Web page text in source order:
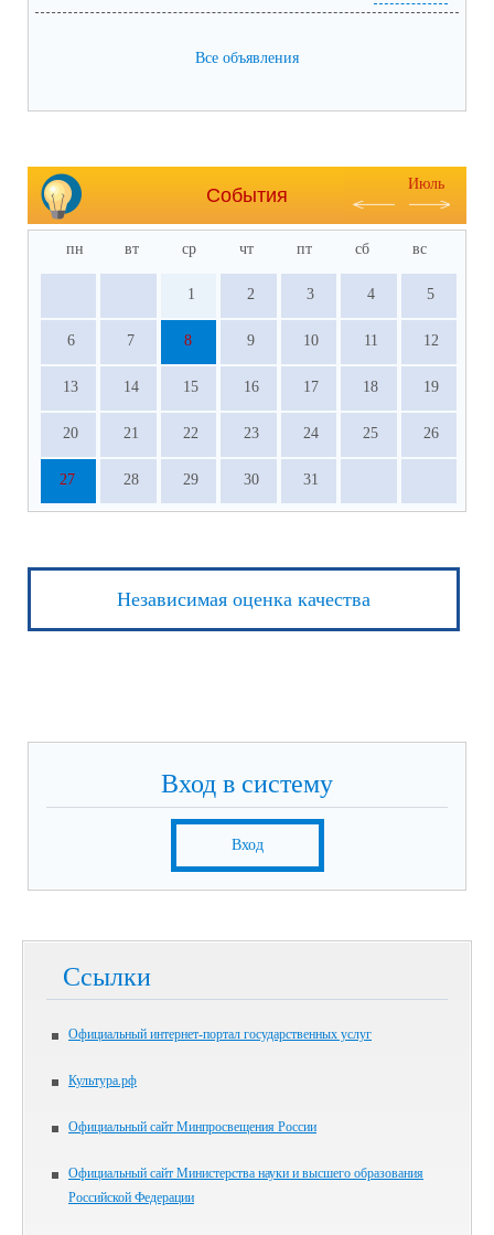
Все объявления
События
Июль
пн вт ср чт пт сб вс
1 2 3 4 5
6 7 8 9 10 11 12
13 14 15 16 17 18 19
20 21 22 23 24 25 26
27 28 29 30 31
Независимая оценка качества
Вход в систему
Вход
Ссылки
Официальный интернет-портал государственных услуг
Культура.рф
Официальный сайт Минпросвещения России
Официальный сайт Министерства науки и высшего образования
Российской Федерации